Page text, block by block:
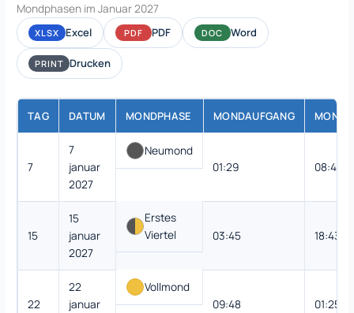
Mondphasen im Januar 2027
XLSX Excel PDF PDF DOC Word
PRINT Drucken
TAG DATUM MONDPHASE MONDAUFGANG
7
7
januar
2027
Neumond
01:29
08:49
15
15
januar
2027
Erstes
Viertel
03:45 18:43
22
22
januar
Vollmond
09:48
01:25